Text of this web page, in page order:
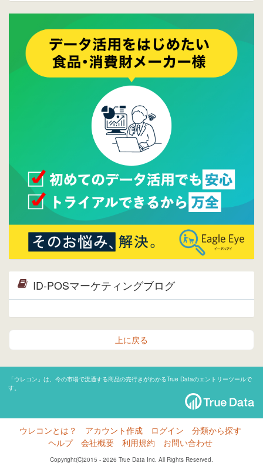
ご覧ください。
2015/10/19
ウレコンのサイト機能を大幅バージョンアッ
プ。詳細はこちら。⇒告知ページへ
2015/09/28
ウレコンが機能拡充し、サイトリニューアル
しました。⇒
ウレコンFacebook
Facebookページを開設しました。詳細は
ら。
ウレコンサイトリリースしました。
ID-POSマーケティングブログ
上に戻る
「ウレコン」は、今の市場で流通する商品の売行きがわかるTrue Dataのエントリーツールで
す。
ウレコンとは？ アカウント作成 ログイン
分類から探す
ヘルプ
会社概要 利用規約 お問い合わせ
Copyright(C)2015 - 2026 True Data Inc. All Rights Reserved.